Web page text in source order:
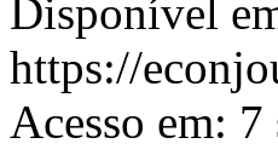
Disponível
https://
Acesso em: